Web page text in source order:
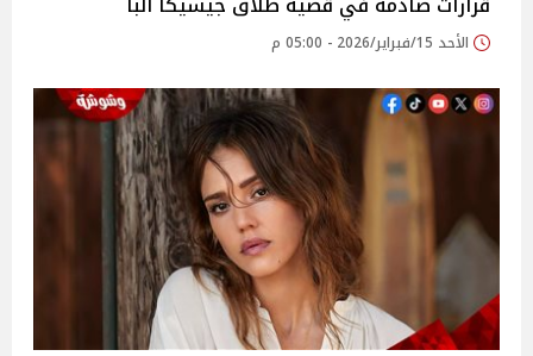
الأحد 15/فبراير/2026 - 05:00 م